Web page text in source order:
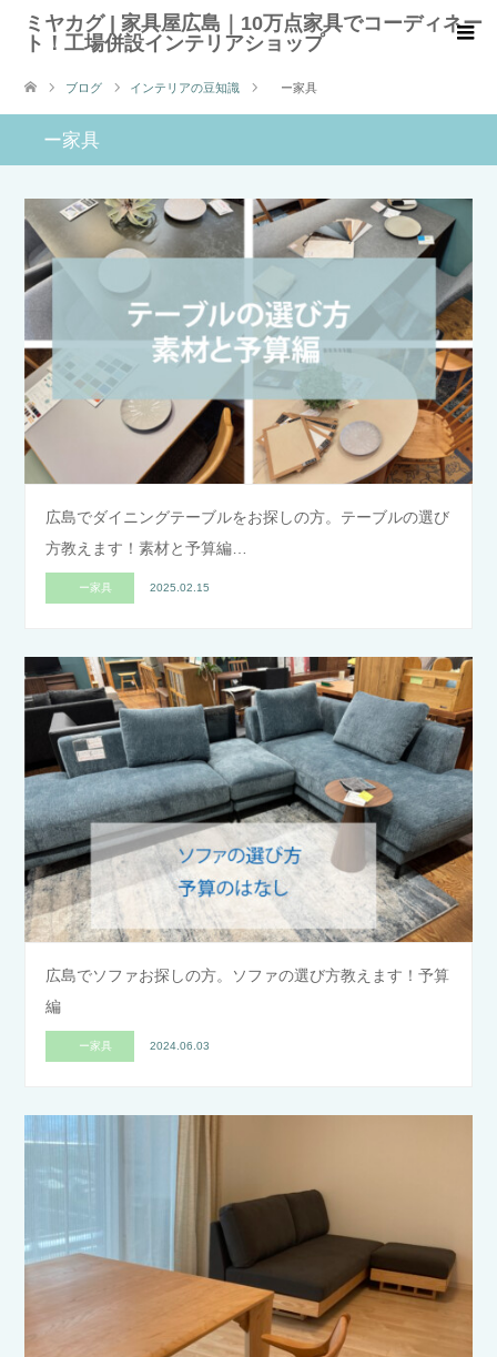
ミヤカグ | 家具屋広島｜10万点家具でコーディネー
ト！工場併設インテリアショップ
ブログ インテリアの豆知識 ー家具
ー家具
広島でダイニングテーブルをお探しの方。テーブルの選び
方教えます！素材と予算編…
ー家具 2025.02.15
広島でソファお探しの方。ソファの選び方教えます！予算
編
ー家具 2024.06.03